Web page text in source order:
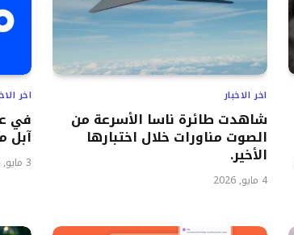
اخر الاخبار
شاهدت طائرة ناسا الأسرعة من
الصوت مناورات خلال اختبارها
الأخير.
4 مايو, 2026
اخر
في
آبل
3 مايو, 2026